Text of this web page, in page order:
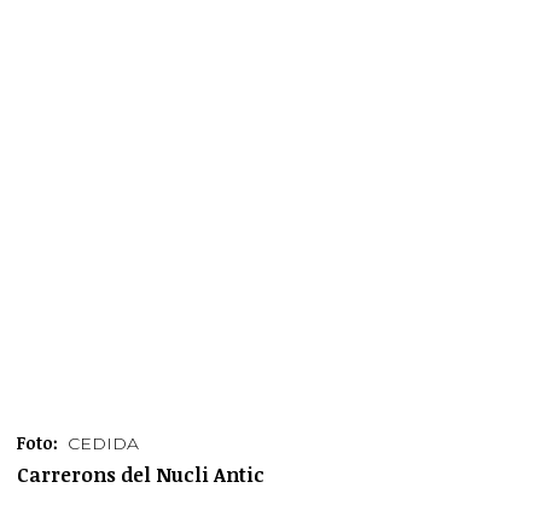
Foto: CEDIDA
Carrerons del Nucli Antic